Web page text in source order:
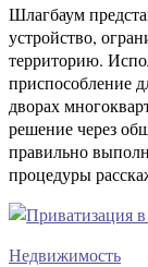
Шлагбаум
устройство,
территорию.
приспособление
дворах
решение через
правильно
процедуры
Недвижимость